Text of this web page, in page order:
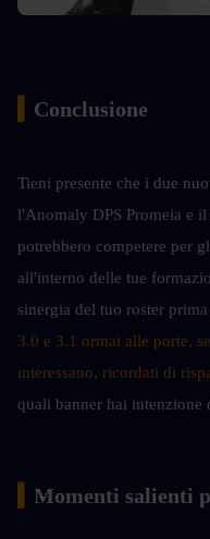
Conclusione
Tieni presente che i due
l'Anomaly DPS Promeia e
potrebbero competere per
all'interno delle tue
sinergia del tuo roster
3.0 e 3.1 ormai alle porte,
interessano, ricordati di
quali banner hai intenzione
Momenti salienti